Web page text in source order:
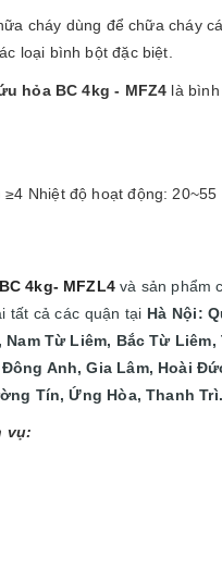
cháy dùng để chữa cháy
loại bình bột đặc biệt.
hỏa BC 4kg - MFZ4 là
Nhiệt độ hoạt động: 20~55
4kg- MFZL4 và sản phẩm
tất cả các quận tại Hà Nội:
Từ Liêm, Bắc Từ Liêm,
Anh, Gia Lâm, Hoài
Tín, Ứng Hòa, Thanh Trì.
vụ: